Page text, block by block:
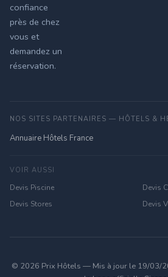
confiance
près de chez
vous et
demandez un
réservation.
NOS SITES PARTENAIRES — HÔTELS &
Annuaire Hôtels France
VOIR AUSSI
Devis Piscine
Devis
Devis Stores
Devis
© 2026 Prix Hôtels — Mis à jour le 19/03/